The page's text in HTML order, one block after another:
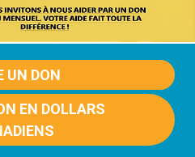
UN DON
EN DOLLARS